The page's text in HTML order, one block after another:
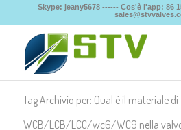
Skype: jeany5678 ------ Cos'è l'app: 86
Tag Archivio per: Qual è il materiale di
WCB/LCB/LCC/wc6/WC9 nella